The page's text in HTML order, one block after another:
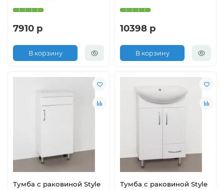
7910 р
В корзину
10398 р
В корзину
Тумба с раковиной Style
Тумба с раковиной Style